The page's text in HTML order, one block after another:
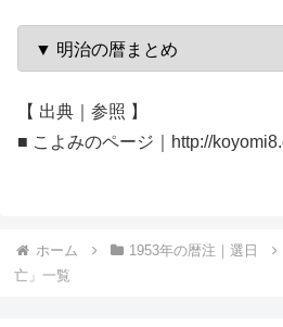
【 出典｜参照 】
■ こよみのページ｜http://
ホーム 1953年の暦注｜選日
亡」一覧